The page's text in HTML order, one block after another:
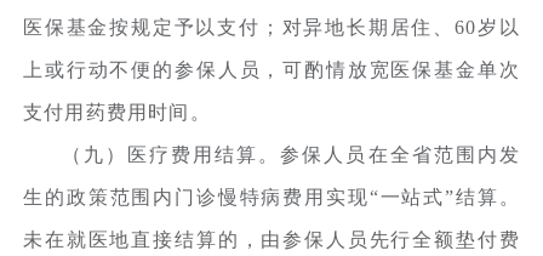
医保基金按规定予以支付；对异地长期居住、60岁以
上或行动不便的参保人员，可酌情放宽医保基金单次
支付用药费用时间。
（九）医疗费用结算。参保人员在全省范围内发
生的政策范围内门诊慢特病费用实现“一站式”结算。
未在就医地直接结算的，由参保人员先行全额垫付费